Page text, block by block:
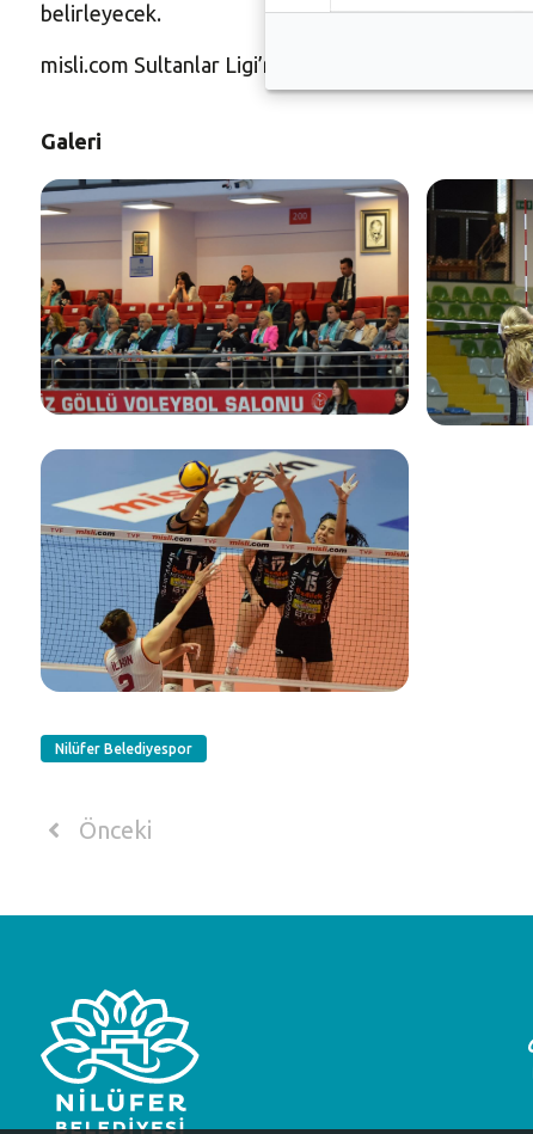
belirleyecek.
misli.com Sultanlar Ligi’ni 5. bitiren takım,
Galeri
Nilüfer Belediyespor
Önceki